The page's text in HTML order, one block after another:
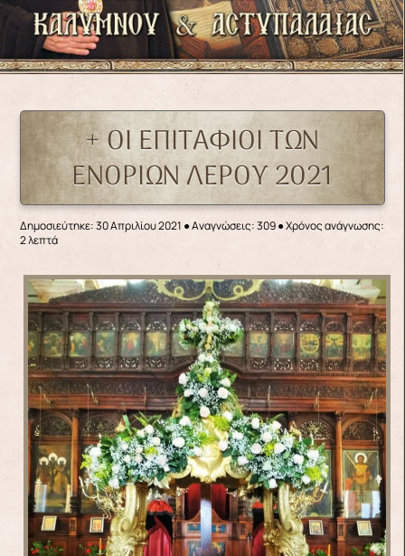
+ ΟΙ ΕΠΙΤΑΦΙΟΙ ΤΩΝ
ΕΝΟΡΙΩΝ ΛΕΡΟΥ 2021
Δημοσιεύτηκε: 30 Απριλίου 2021 ●Αναγνώσεις: 309● Χρόνος ανάγνωσης:
2 λεπτά